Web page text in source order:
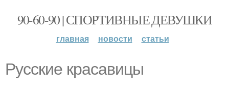
90-60-90 | СПОРТИВНЫЕ ДЕВУШКИ
главная новости статьи
Русские красавицы